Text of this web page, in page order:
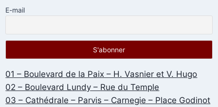
E-mail
01 – Boulevard de la Paix – H. Vasnier et V. Hugo
02 – Boulevard Lundy – Rue du Temple
03 – Cathédrale – Parvis – Carnegie – Place Godinot